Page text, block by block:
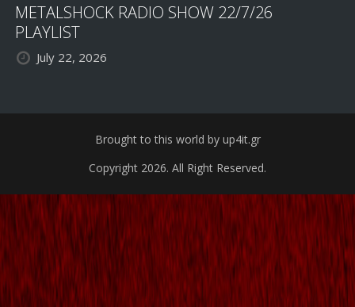
METALSHOCK RADIO SHOW 22/7/26
PLAYLIST
July 22, 2026
Brought to this world by up4it.gr
Copyright 2026. All Right Reserved.